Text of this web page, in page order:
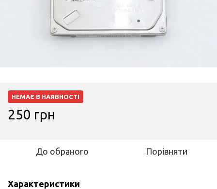
НЕМАЄ В НАЯВНОСТІ
250 грн
До обраного Порівняти
Характеристики